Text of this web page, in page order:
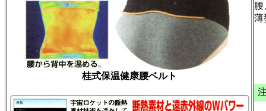
桂式保温健康腰ベルト
腰
薄